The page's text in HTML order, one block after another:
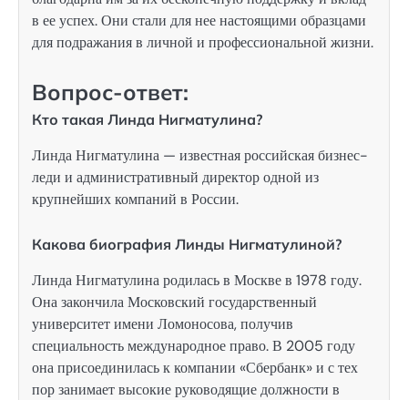
в ее успех. Они стали для нее настоящими образцами
для подражания в личной и профессиональной жизни.
Вопрос-ответ:
Кто такая Линда Нигматулина?
Линда Нигматулина — известная российская бизнес-
леди и административный директор одной из
крупнейших компаний в России.
Какова биография Линды Нигматулиной?
Линда Нигматулина родилась в Москве в 1978 году.
Она закончила Московский государственный
университет имени Ломоносова, получив
специальность международное право. В 2005 году
она присоединилась к компании «Сбербанк» и с тех
пор занимает высокие руководящие должности в